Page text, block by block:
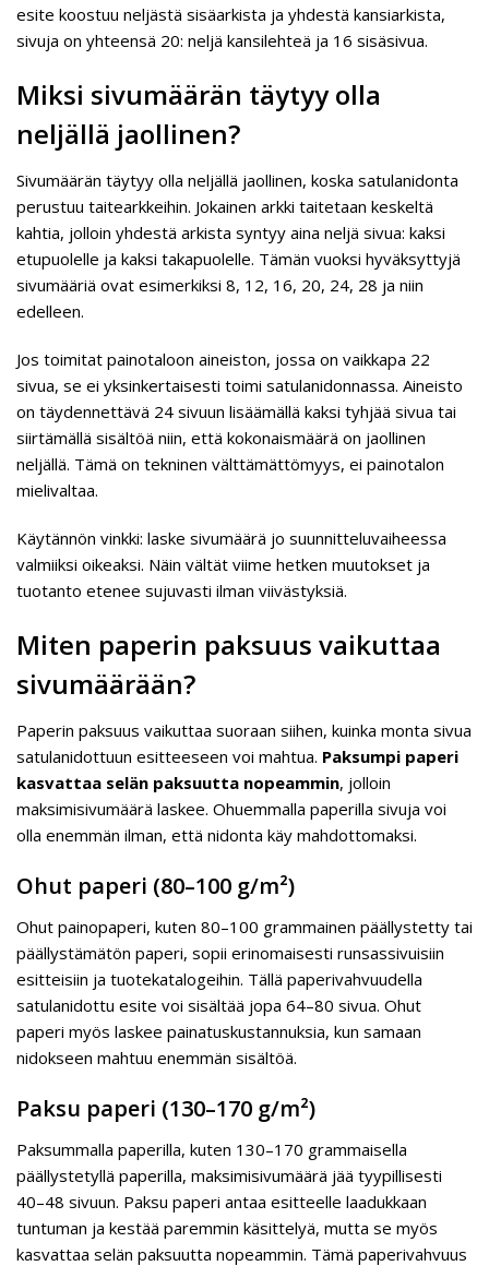
esite koostuu neljästä sisäarkista ja yhdestä kansiarkista,
sivuja on yhteensä 20: neljä kansilehteä ja 16 sisäsivua.
Miksi sivumäärän täytyy olla
neljällä jaollinen?
Sivumäärän täytyy olla neljällä jaollinen, koska satulanidonta
perustuu taitearkkeihin. Jokainen arkki taitetaan keskeltä
kahtia, jolloin yhdestä arkista syntyy aina neljä sivua: kaksi
etupuolelle ja kaksi takapuolelle. Tämän vuoksi hyväksyttyjä
sivumääriä ovat esimerkiksi 8, 12, 16, 20, 24, 28 ja niin
edelleen.
Jos toimitat painotaloon aineiston, jossa on vaikkapa 22
sivua, se ei yksinkertaisesti toimi satulanidonnassa. Aineisto
on täydennettävä 24 sivuun lisäämällä kaksi tyhjää sivua tai
siirtämällä sisältöä niin, että kokonaismäärä on jaollinen
neljällä. Tämä on tekninen välttämättömyys, ei painotalon
mielivaltaa.
Käytännön vinkki: laske sivumäärä jo suunnitteluvaiheessa
valmiiksi oikeaksi. Näin vältät viime hetken muutokset ja
tuotanto etenee sujuvasti ilman viivästyksiä.
Miten paperin paksuus vaikuttaa
sivumäärään?
Paperin paksuus vaikuttaa suoraan siihen, kuinka monta sivua
satulanidottuun esitteeseen voi mahtua. Paksumpi paperi
kasvattaa selän paksuutta nopeammin, jolloin
maksimisivumäärä laskee. Ohuemmalla paperilla sivuja voi
olla enemmän ilman, että nidonta käy mahdottomaksi.
Ohut paperi (80–100 g/m²)
Ohut painopaperi, kuten 80–100 grammainen päällystetty tai
päällystämätön paperi, sopii erinomaisesti runsassivuisiin
esitteisiin ja tuotekatalogeihin. Tällä paperivahvuudella
satulanidottu esite voi sisältää jopa 64–80 sivua. Ohut
paperi myös laskee painatuskustannuksia, kun samaan
nidokseen mahtuu enemmän sisältöä.
Paksu paperi (130–170 g/m²)
Paksummalla paperilla, kuten 130–170 grammaisella
päällystetyllä paperilla, maksimisivumäärä jää tyypillisesti
40–48 sivuun. Paksu paperi antaa esitteelle laadukkaan
tuntuman ja kestää paremmin käsittelyä, mutta se myös
kasvattaa selän paksuutta nopeammin. Tämä paperivahvuus